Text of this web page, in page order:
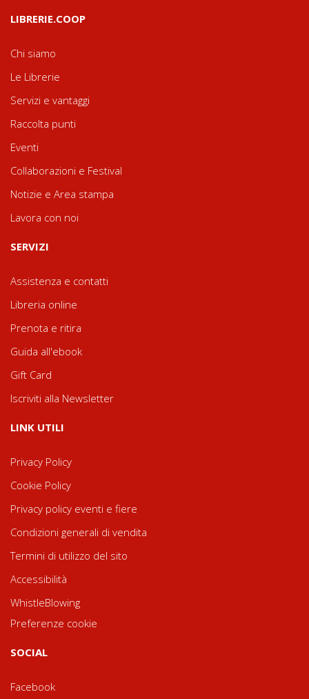
LIBRERIE.COOP
Chi siamo
Le Librerie
Servizi e vantaggi
Raccolta punti
Eventi
Collaborazioni e Festival
Notizie e Area stampa
Lavora con noi
SERVIZI
Assistenza e contatti
Libreria online
Prenota e ritira
Guida all'ebook
Gift Card
Iscriviti alla Newsletter
LINK UTILI
Privacy Policy
Cookie Policy
Privacy policy eventi e fiere
Condizioni generali di vendita
Termini di utilizzo del sito
Accessibilità
WhistleBlowing
Preferenze cookie
SOCIAL
Facebook